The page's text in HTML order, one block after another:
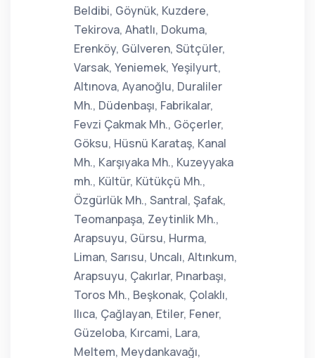
Beldibi, Göynük, Kuzdere,
Tekirova, Ahatlı, Dokuma,
Erenköy, Gülveren, Sütçüler,
Varsak, Yeniemek, Yeşilyurt,
Altınova, Ayanoğlu, Duraliler
Mh., Düdenbaşı, Fabrikalar,
Fevzi Çakmak Mh., Göçerler,
Göksu, Hüsnü Karataş, Kanal
Mh., Karşıyaka Mh., Kuzeyyaka
mh., Kültür, Kütükçü Mh.,
Özgürlük Mh., Santral, Şafak,
Teomanpaşa, Zeytinlik Mh.,
Arapsuyu, Gürsu, Hurma,
Liman, Sarısu, Uncalı, Altınkum,
Arapsuyu, Çakırlar, Pınarbaşı,
Toros Mh., Beşkonak, Çolaklı,
Ilıca, Çağlayan, Etiler, Fener,
Güzeloba, Kırcami, Lara,
Meltem, Meydankavağı,